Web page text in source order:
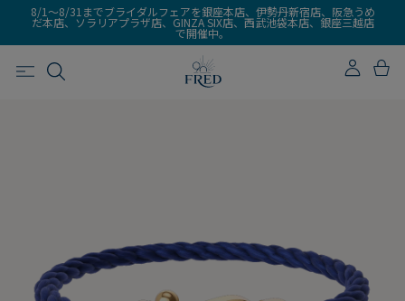
8/1～8/31までブライダルフェアを銀座本店、伊勢丹新宿店、阪急うめ
だ本店、ソラリアプラザ店、GINZA SIX店、西武池袋本店、銀座三越店
で開催中。